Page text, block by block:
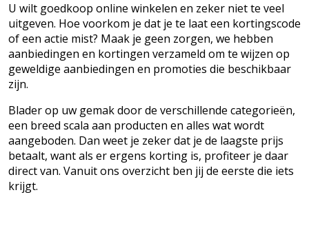
U wilt goedkoop online winkelen en zeker niet te veel
uitgeven. Hoe voorkom je dat je te laat een kortingscode
of een actie mist? Maak je geen zorgen, we hebben
aanbiedingen en kortingen verzameld om te wijzen op
geweldige aanbiedingen en promoties die beschikbaar
zijn.
Blader op uw gemak door de verschillende categorieën,
een breed scala aan producten en alles wat wordt
aangeboden. Dan weet je zeker dat je de laagste prijs
betaalt, want als er ergens korting is, profiteer je daar
direct van. Vanuit ons overzicht ben jij de eerste die iets
krijgt.